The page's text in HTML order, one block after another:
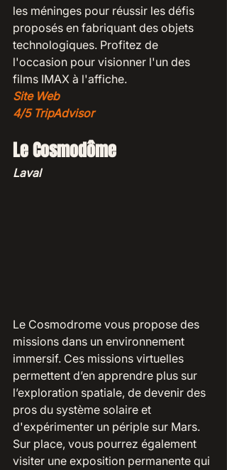
les méninges pour réussir les défis
proposés en fabriquant des objets
technologiques. Profitez de
l'occasion pour visionner l'un des
films IMAX à l'affiche.
Site Web
4/5 TripAdvisor
Le Cosmodôme
Laval
Le Cosmodrome vous propose des
missions dans un environnement
immersif. Ces missions virtuelles
permettent d’en apprendre plus sur
l’exploration spatiale, de devenir des
pros du système solaire et
d'expérimenter un périple sur Mars.
Sur place, vous pourrez également
visiter une exposition permanente qui